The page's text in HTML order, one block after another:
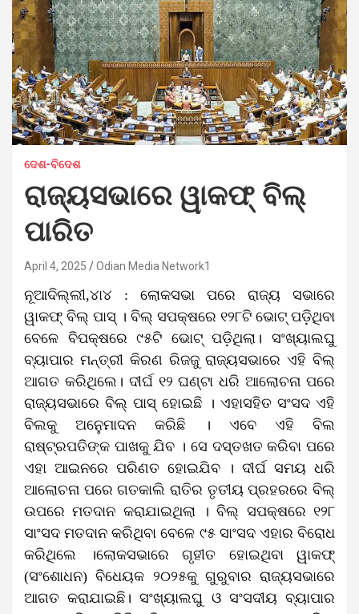
ଦେଶ-ବିଦେଶ
ରାଜ୍ୟସଭାରେ ୱାକଫ୍ ବିଲ୍
ପାରିତ
April 4, 2025 Odian Media Network1
ନୂଆଦିଲ୍ଲୀ,୪ା୪ : ଲୋକସଭା ପରେ ରାଜ୍ୟ ସଭାରେ
ୱାକଫ୍ ବିଲ୍ ପାସ୍ । ବିଲ୍ ସପକ୍ଷରେ ୧୨୮ଟି ଭୋଟ୍ ପଡ଼ିଥିବା
ବେଳେ ବିପକ୍ଷରେ ୯୫ଟି ଭୋଟ୍ ପଡ଼ିଥିଲା। ସଂଖ୍ୟାଲଘୁ
ବ୍ୟାପାର ମନ୍ତ୍ରୀ କିରଣ ରିଜଜୁ ରାଜ୍ୟସଭାରେ ଏହି ବିଲ୍
ଆଗତ କରିଥିଲେ। ଦୀର୍ଘ ୧୨ ଘଣ୍ଟା ଧରି ଆଲୋଚନା ପରେ
ରାଜ୍ୟସଭାରେ ବିଲ୍ ପାସ୍ ହୋଇଛି । ଏହାସହିତ ସଂସଦ ଏହି
ବିଲକୁ ଅନୁେମାଦନ କରିଛି । ଏବେ ଏହି ବିଲ
ରାଷ୍ଟ୍ରପତିଙ୍କ ପାଖକୁ ଯିବ । ସେ ଦସ୍ତଖତ କରିବା ପରେ
ଏହା ଆଇନରେ ପରିଣତ ହୋଇଯିବ । ଦୀର୍ଘ ସମୟ ଧରି
ଆଲୋଚନା ପରେ ଗତକାଲି ରାତିର ତୃତୀୟ ପ୍ରହରରେ ବିଲ୍‌
ଉପରେ ମତଦାନ କରାଯାଇଥିଲା । ବିଲ୍ ସପକ୍ଷରେ ୧୨୮
ସାଂସଦ ମତଦାନ କରିଥିବା ବେଳେ ୯୫ ସାଂସଦ ଏହାର ବିରୋଧ
କରିଥିଲେ ।ଲୋକସଭାରେ ଗୃହୀତ ହୋଇଥିବା ୱାକଫ୍‌
(ସଂଶୋଧନ) ବିଧେୟକ ୨୦୨୫କୁ ଗୁରୁବାର ରାଜ୍ୟସଭାରେ
ଆଗତ କରାଯାଇଛି। ସଂଖ୍ୟାଲଘୁ ଓ ସଂସଦୀୟ ବ୍ୟାପାର